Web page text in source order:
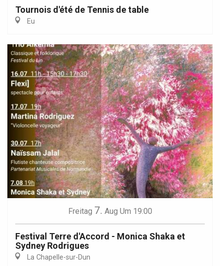
Tournois d'été de Tennis de table
Eu
Freitag 7. Aug Um 19:00
Festival Terre d'Accord - Monica Shaka et
Sydney Rodrigues
La Chapelle-sur-Dun